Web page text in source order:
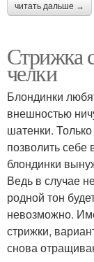
читать дальше →
Стрижка
челки
Блондинки
внешностью
шатенки.
позволить себе
блондинки
Ведь в случае
родной тон
невозможно.
стрижки,
снова